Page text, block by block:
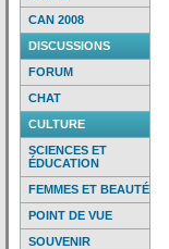
CAN 2008
DISCUSSIONS
FORUM
CHAT
CULTURE
SCIENCES ET
ÉDUCATION
FEMMES ET BEAUTÉ
POINT DE VUE
SOUVENIR